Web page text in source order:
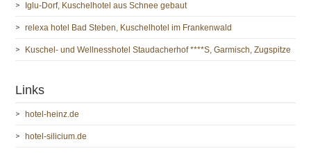
Iglu-Dorf, Kuschelhotel aus Schnee gebaut
relexa hotel Bad Steben, Kuschelhotel im Frankenwald
Kuschel- und Wellnesshotel Staudacherhof ****S, Garmisch, Zugspitze
Links
hotel-heinz.de
hotel-silicium.de